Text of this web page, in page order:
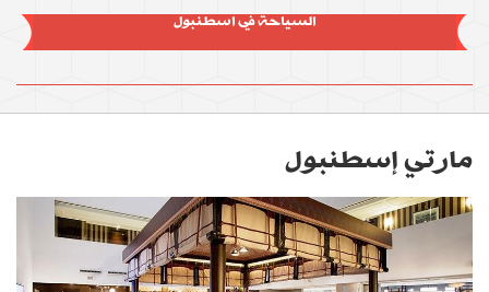
السياحة في اسطنبول
مارتي إسطنبول